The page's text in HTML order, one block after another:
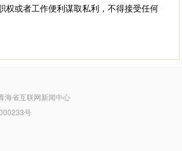
或者工作便利谋取私利，不得接受任何
海省互联网新闻中心
号